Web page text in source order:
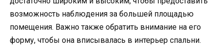
возможность наблюдения за большей площадью
помещения. Важно также обратить внимание на его
форму, чтобы она вписывалась в интерьер спальни.